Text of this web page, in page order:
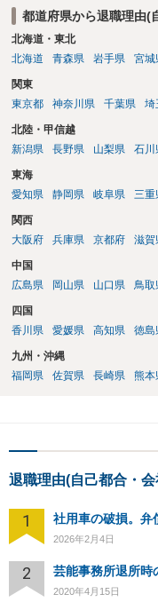
都道府県から退職理由(
北海道・東北
北海道
青森県 岩手県 宮城
関東
東京都
神奈川県 千葉県 埼
北陸・甲信越
新潟県
長野県 山梨県 石川
東海
愛知県
静岡県 岐阜県 三重
関西
大阪府
兵庫県 京都府 滋賀
中国
広島県
岡山県 山口県 鳥取
四国
香川県
愛媛県 高知県 徳島
九州・沖縄
福岡県
佐賀県 長崎県 熊本
退職理由(自己都合・
1 社用車の破損。弁
2026年2月4日
2 芸能事務所退所時
2020年4月15日